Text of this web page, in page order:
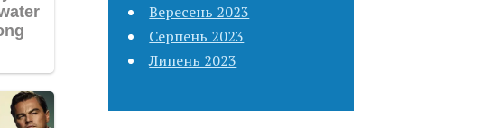
Вересень 2023
Серпень 2023
Липень 2023